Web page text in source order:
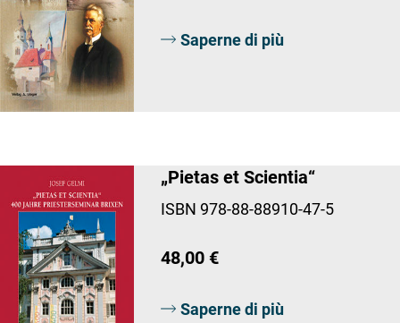
Saperne di più
„Pietas et Scientia“
ISBN 978-88-88910-47-5
48,00 €
Saperne di più